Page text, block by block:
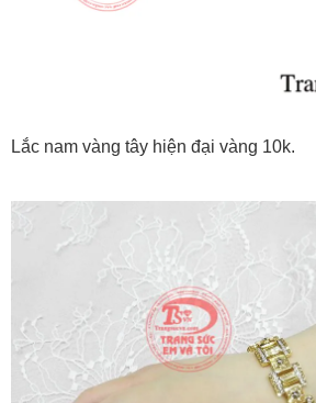
Lắc nam vàng tây hiện đại vàng 10k.